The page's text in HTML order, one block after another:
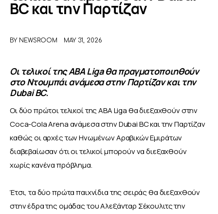
BC και την Παρτίζαν
BY NEWSROOM MAY 31, 2026
Οι τελικοί της ABA Liga θα πραγματοποιηθούν
στο Ντουμπάι ανάμεσα στην Παρτίζαν και την
Dubai BC.
Οι δύο πρώτοι τελικοί της ABA Liga θα διεξαχθούν στην
Coca-Cola Arena ανάμεσα στην Dubai BC και την Παρτίζαν
καθώς οι αρχές των Ηνωμένων Αραβικών Εμιράτων
διαβεβαίωσαν ότι οι τελικοί μπορούν να διεξαχθούν
χωρίς κανένα πρόβλημα.
Έτσι, τα δύο πρώτα παιχνίδια της σειράς θα διεξαχθούν
στην έδρα της ομάδας του Αλεξάνταρ Σέκουλιτς την